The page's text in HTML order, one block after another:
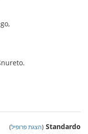
Standardo
(הצגת פרופיל)